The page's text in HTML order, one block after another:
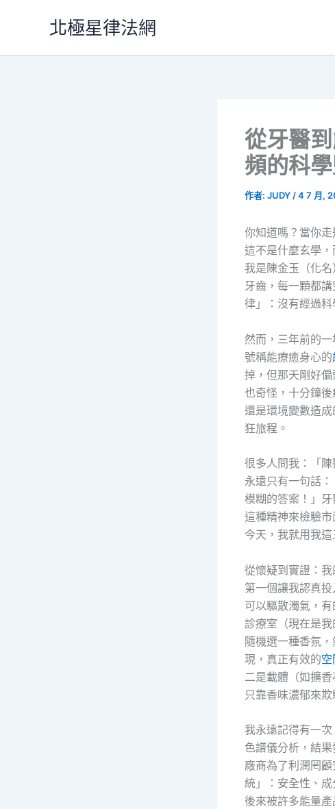
北極星律法網
從牙醫
頻的科
作者: JUDY /4 7 月,
你知道嗎？當你
這不是什麼玄學
我是陳金玉（化
牙齒，每一顆都
律」：沒有經過
然而，三年前的
號稱能療癒身心的
掉，但那天剛好
也奇怪，十分鐘
還是環境變數造
狂旅程。
很多人問我：「
永遠只有一句話
模糊的答案！」
這種精神來檢驗
今天，我就用我
從懷疑到實證：
第一個讓我認真
可以驅散濁氣，
診療室（現在是
隨機選一種香氛
現，真正有效的
二是載體（如擴
只靠香味濃郁來
我永遠記得有一
色譜儀分析，結
廠商為了利潤罔
統」：安全性、
後來被許多能量